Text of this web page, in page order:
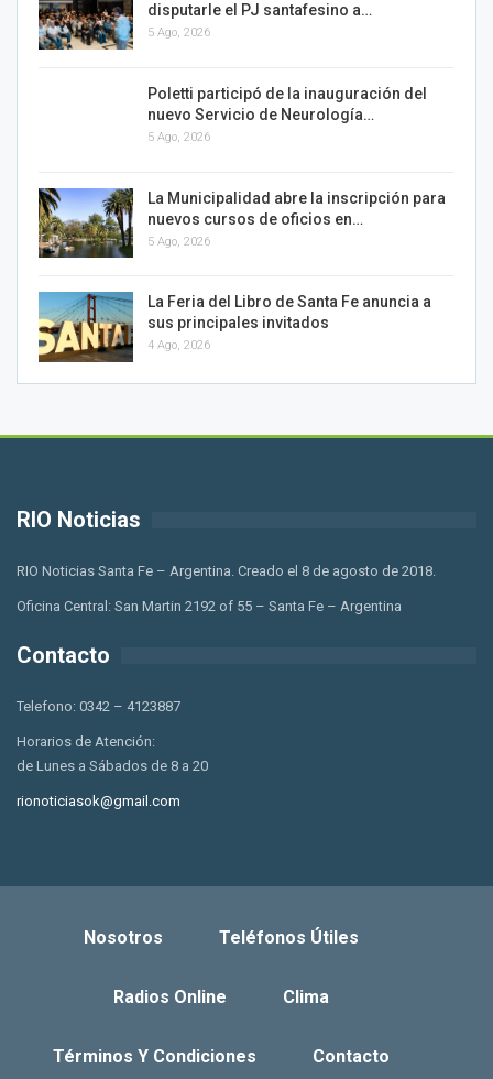
disputarle el PJ santafesino a…
5 Ago, 2026
Poletti participó de la inauguración del
nuevo Servicio de Neurología…
5 Ago, 2026
La Municipalidad abre la inscripción para
nuevos cursos de oficios en…
5 Ago, 2026
La Feria del Libro de Santa Fe anuncia a
sus principales invitados
4 Ago, 2026
RIO Noticias
RIO Noticias Santa Fe – Argentina. Creado el 8 de agosto de 2018.
Oficina Central: San Martin 2192 of 55 – Santa Fe – Argentina
Contacto
Telefono: 0342 – 4123887
Horarios de Atención:
de Lunes a Sábados de 8 a 20
rionoticiasok@gmail.com
Nosotros Teléfonos Útiles
Radios Online Clima
Términos Y Condiciones Contacto